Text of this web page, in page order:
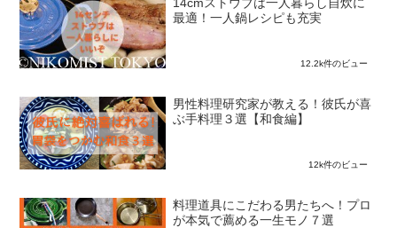
14cmストウブは一人暮らし自炊に
最適！一人鍋レシピも充実
12.2k件のビュー
男性料理研究家が教える！彼氏が喜
ぶ手料理３選【和食編】
12k件のビュー
料理道具にこだわる男たちへ！プロ
が本気で薦める一生モノ７選